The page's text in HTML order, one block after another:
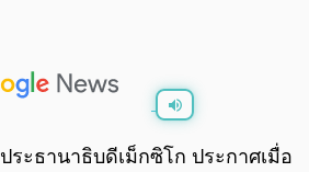
ประธานาธิบดีเม็กซิโก ประกาศเมื่อ